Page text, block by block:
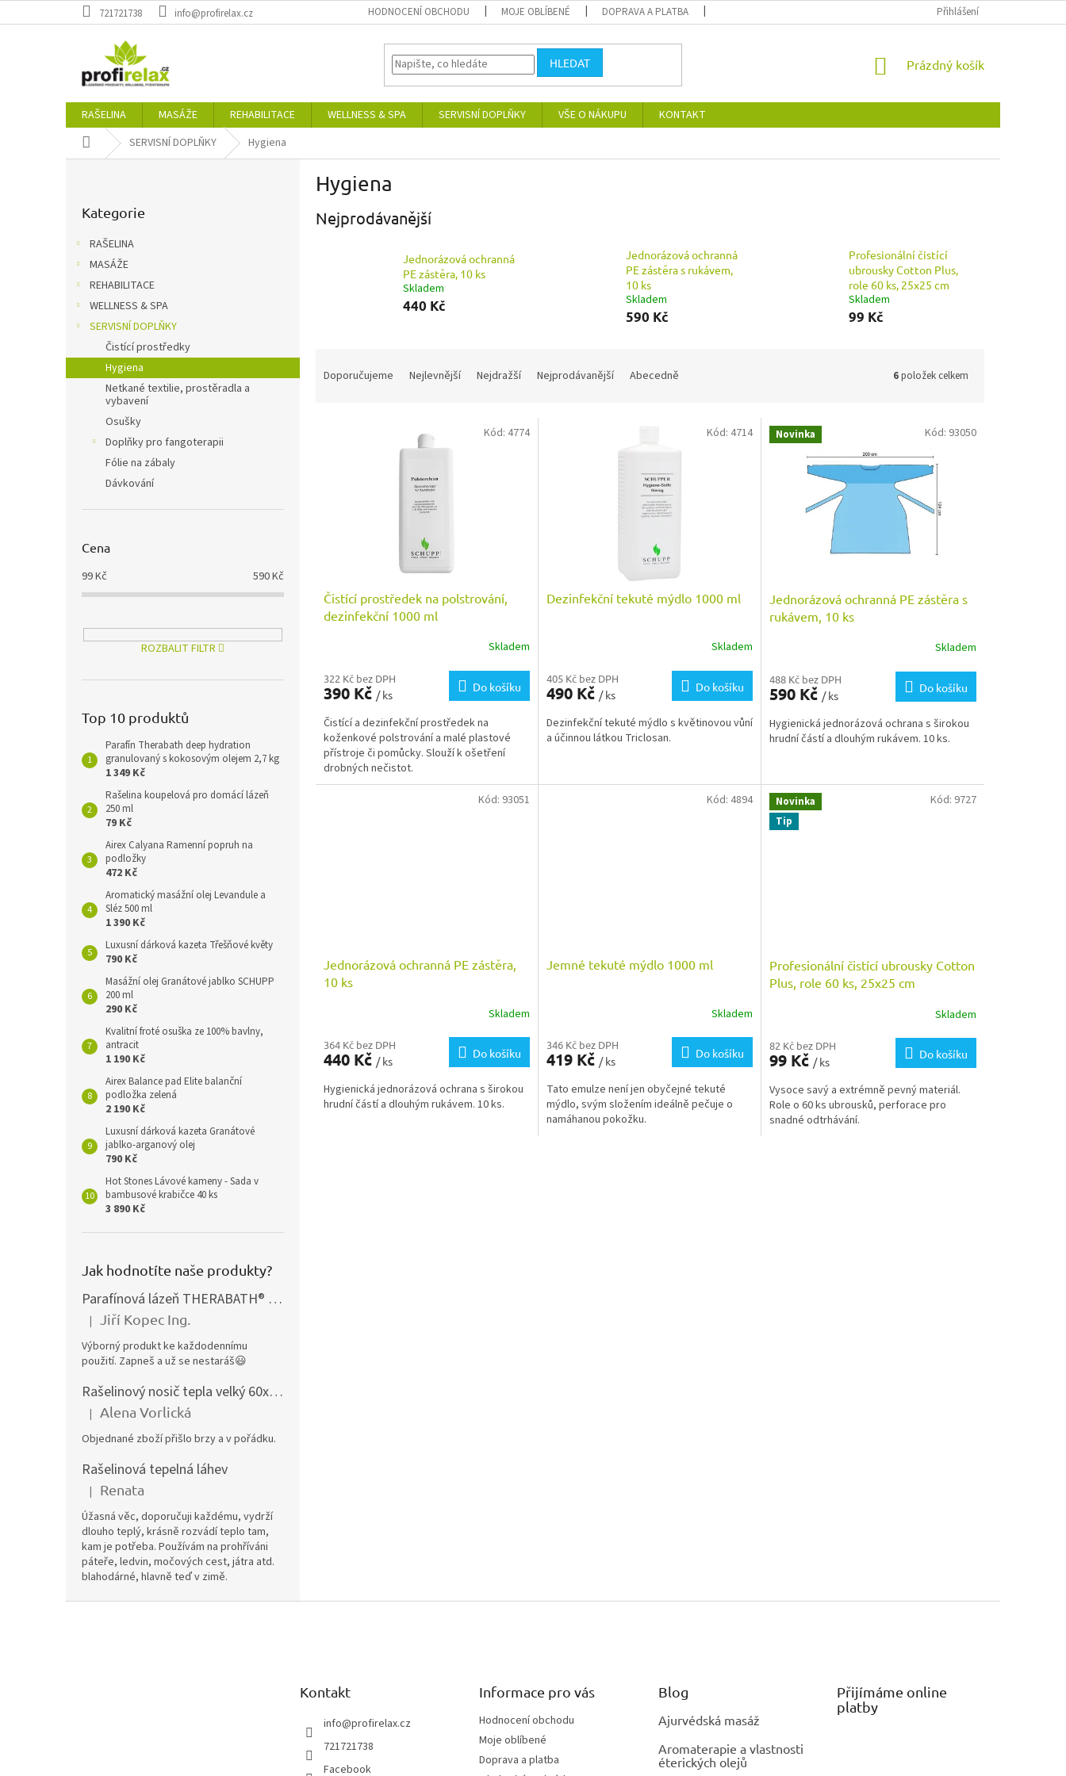
na
721721738 info@profirelax.cz HODNOCENÍ OBCHODU MOJE OBLÍBENÉ DOPRAVA A PLATBA OCHRANA OSOBNÍCH ÚDAJŮ
Přihlášení
HLEDAT
NÁKUPNÍ
Prázdný košík
RAŠELINA MASÁŽE REHABILITACE WELLNESS & SPA SERVISNÍ DOPLŇKY VŠE O NÁKUPU
KONTAKT
Domů SERVISNÍ DOPLŇKY Hygiena
n
e
kategorie
Kategorie
RAŠELINA
MASÁŽE
REHABILITACE
WELLNESS & SPA
SERVISNÍ DOPLŇKY
Čistící prostředky
Hygiena
Netkané textilie, prostěradla a
vybavení
Osušky
Doplňky pro fangoterapii
Fólie na zábaly
Dávkování
Cena
99Kč 590Kč
ROZBALIT FILTR
Top 10 produktů
Parafín Therabath deep hydration
granulovaný s kokosovým olejem 2,7 kg
1 349 Kč
Rašelina koupelová pro domácí lázeň
250 ml
79 Kč
Airex Calyana Ramenní popruh na
podložky
472 Kč
Aromatický masážní olej Levandule a
Sléz 500 ml
1 390 Kč
Luxusní dárková kazeta Třešňové květy
790 Kč
Masážní olej Granátové jablko SCHUPP
200 ml
290 Kč
Kvalitní froté osuška ze 100% bavlny,
antracit
1 190 Kč
Airex Balance pad Elite balanční
podložka zelená
2 190 Kč
Luxusní dárková kazeta Granátové
jablko-arganový olej
790 Kč
Hot Stones Lávové kameny - Sada v
bambusové krabičce 40 ks
3 890 Kč
Jak hodnotíte naše produkty?
Parafínová lázeň THERABATH® PRO, parafínová vana TB7
Hodnocení produktu je 5 z 5 hvězdiček.
| Jiří Kopec Ing.
Výborný produkt ke každodennímu
použití. Zapneš a už se nestaráš😃
Rašelinový nosič tepla velký 60x40 cm
Hodnocení produktu je 5 z 5 hvězdiček.
| Alena Vorlická
Objednané zboží přišlo brzy a v pořádku.
Rašelinová tepelná láhev
Hodnocení produktu je 5 z 5 hvězdiček.
| Renata
Úžasná věc, doporučuji každému, vydrží
dlouho teplý, krásně rozvádí teplo tam,
kam je potřeba. Používám na prohříváni
páteře, ledvin, močových cest, játra atd.
blahodárné, hlavně teď v zimě.
Hygiena
Nejprodávanější
Jednorázová ochranná
PE zástěra, 10 ks
Skladem
440 Kč
Jednorázová ochranná
PE zástěra s rukávem,
10 ks
Skladem
590 Kč
Profesionální čistící
ubrousky Cotton Plus,
role 60 ks, 25x25 cm
Skladem
99 Kč
Doporučujeme Nejlevnější Nejdražší Nejprodávanější Abecedně 6položek celkem
Čistící prostředek na polstrování,
dezinfekční 1000 ml
Skladem
322 Kč bez DPH
390 Kč / ks
Do košíku
Čistící a dezinfekční prostředek na
koženkové polstrování a malé plastové
přístroje či pomůcky. Slouží k ošetření
drobných nečistot.
Kód: 4774
Dezinfekční tekuté mýdlo 1000 ml
Skladem
405 Kč bez DPH
490 Kč / ks
Do košíku
Dezinfekční tekuté mýdlo s květinovou vůní
a účinnou látkou Triclosan.
Kód: 4714 Novinka
Jednorázová ochranná PE zástěra s
rukávem, 10 ks
Skladem
488 Kč bez DPH
590 Kč / ks
Do košíku
Hygienická jednorázová ochrana s širokou
hrudní částí a dlouhým rukávem. 10 ks.
Kód: 93050
Jednorázová ochranná PE zástěra,
10 ks
Skladem
364 Kč bez DPH
440 Kč / ks
Do košíku
Hygienická jednorázová ochrana s širokou
hrudní částí a dlouhým rukávem. 10 ks.
Kód: 93051
Jemné tekuté mýdlo 1000 ml
Skladem
346 Kč bez DPH
419 Kč / ks
Do košíku
Tato emulze není jen obyčejné tekuté
mýdlo, svým složením ideálně pečuje o
namáhanou pokožku.
Kód: 4894
Novinka
Tip
Profesionální čistící ubrousky Cotton
Plus, role 60 ks, 25x25 cm
Skladem
82 Kč bez DPH
99 Kč / ks
Do košíku
Vysoce savý a extrémně pevný materiál.
Role o 60 ks ubrousků, perforace pro
snadné odtrhávání.
Kód: 9727
Kontakt
info@profirelax.cz
721721738
Facebook
Informace pro vás
Hodnocení obchodu
Moje oblíbené
Doprava a platba
Blog
Ajurvédská masáž
Aromaterapie a vlastnosti
éterických olejů
Přijímáme online
platby